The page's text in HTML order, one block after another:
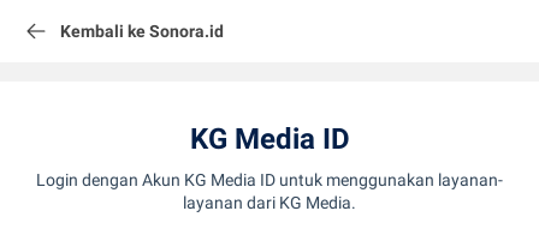
Kembali ke Sonora.id
KG Media ID
Login dengan Akun KG Media ID untuk menggunakan layanan-
layanan dari KG Media.